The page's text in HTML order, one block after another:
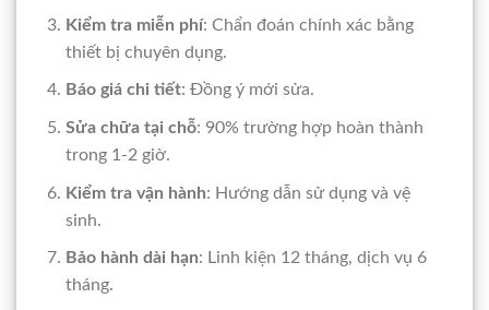
Kiểm tra miễn phí: Chẩn đoán chính xác bằng
thiết bị chuyên dụng.
Báo giá chi tiết: Đồng ý mới sửa.
Sửa chữa tại chỗ: 90% trường hợp hoàn thành
trong 1-2 giờ.
Kiểm tra vận hành: Hướng dẫn sử dụng và vệ
sinh.
Bảo hành dài hạn: Linh kiện 12 tháng, dịch vụ 6
tháng.